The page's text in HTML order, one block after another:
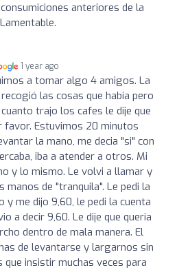
anteriores de la
1 year ago
a tomar algo 4 amigos. La
las cosas que habia pero
trajo los cafes le dije que
favor. Estuvimos 20 minutos
la mano, me decia "si" con
iba a atender a otros. Mi
y lo mismo. Le volvi a llamar y
de "tranquila". Le pedi la
y me dijo 9,60, le pedi la cuenta
a decir 9,60. Le dije que queria
dentro de mala manera. El
de levantarse y largarnos sin
insistir muchas veces para